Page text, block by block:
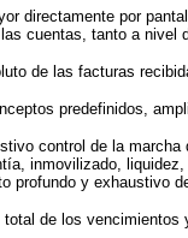
directamente por
cuentas, tanto a nivel
de las facturas
predefinidos,
control de la
inmovilizado,
profundo y exhaustivo
total de los